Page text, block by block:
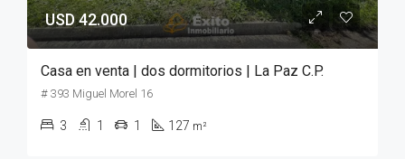
USD 42.000
Casa en venta | dos dormitorios | La Paz C.P.
# 393 Miguel Morel 16
3 1 1 127 m²